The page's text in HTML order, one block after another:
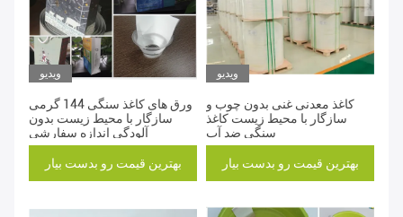
ویدیو
ورق های کاغذ سنگی 144 گرمی
سازگار با محیط زیست بدون
آلودگی اندازه سفارشی
بهترین قیمت رو بدست بیار
ویدیو
کاغذ معدنی غنی بدون چوب و
سازگار با محیط زیست کاغذ
سنگی ضد آب
بهترین قیمت رو بدست بیار